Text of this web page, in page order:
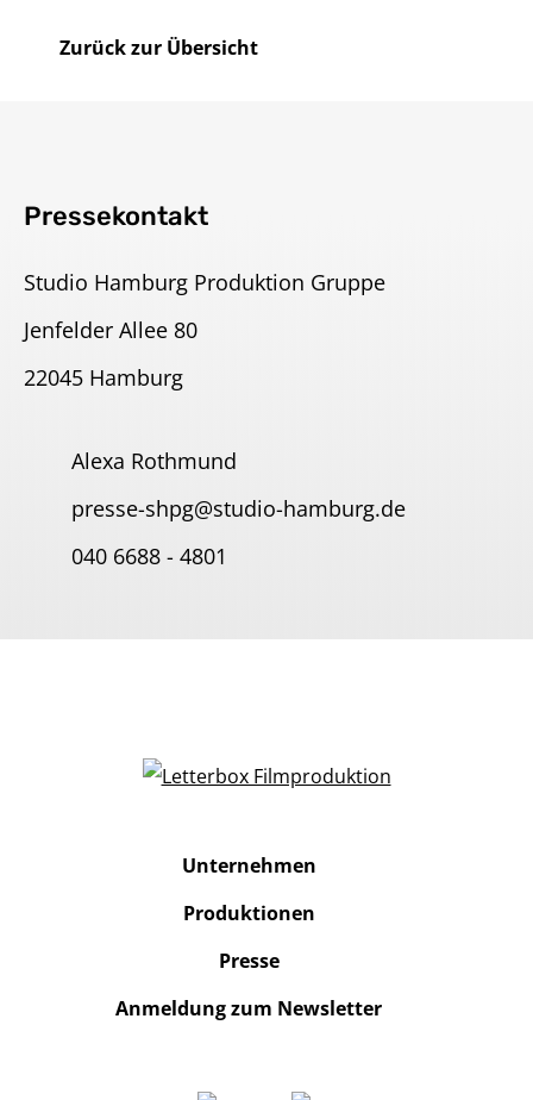
Zurück zur Übersicht
Pressekontakt
Studio Hamburg Produktion Gruppe
Jenfelder Allee 80
22045 Hamburg
Alexa Rothmund
presse-shpg@studio-hamburg.de
040 6688 - 4801
Unternehmen
Produktionen
Presse
Anmeldung zum Newsletter